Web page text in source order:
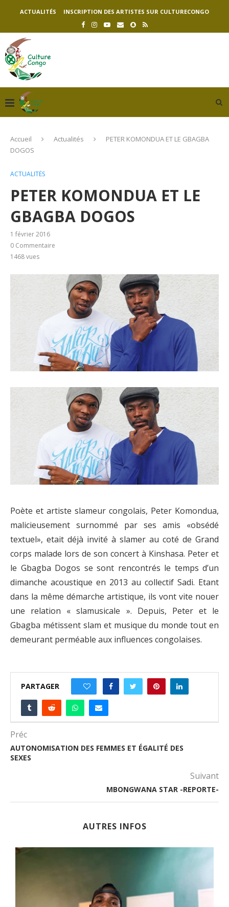
ACTUALITÉS INSCRIPTION DES ARTISTES SUR CULTURECONGO
Accueil Actualités
PETER KOMONDUA ET LE GBAGBA
DOGOS
ACTUALITÉS
PETER KOMONDUA ET LE
GBAGBA DOGOS
1 février 2016
0 Commentaire
1468vues
Poète et artiste slameur congolais, Peter Komondua,
malicieusement surnommé par ses amis «obsédé
textuel», etait déjà invité à slamer au coté de Grand
corps malade lors de son concert à Kinshasa. Peter et
le Gbagba Dogos se sont rencontrés le temps d’un
dimanche acoustique en 2013 au collectif Sadi. Etant
dans la même démarche artistique, ils vont vite nouer
une relation « slamusicale ». Depuis, Peter et le
Gbagba métissent slam et musique du monde tout en
demeurant perméable aux influences congolaises.
PARTAGER
Préc
AUTONOMISATION DES FEMMES ET ÉGALITÉ DES
SEXES
Suivant
MBONGWANA STAR -REPORTE-
AUTRES INFOS